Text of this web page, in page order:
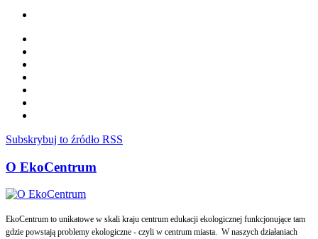
Subskrybuj to źródło RSS
O EkoCentrum
EkoCentrum to unikatowe w skali kraju centrum edukacji ekologicznej funkcjonujące tam
gdzie powstają problemy ekologiczne - czyli w centrum miasta. W naszych działaniach